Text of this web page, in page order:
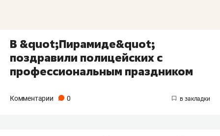
В &quot;Пирамиде&quot;
поздравили полицейских с
профессиональным праздником
Комментарии 0